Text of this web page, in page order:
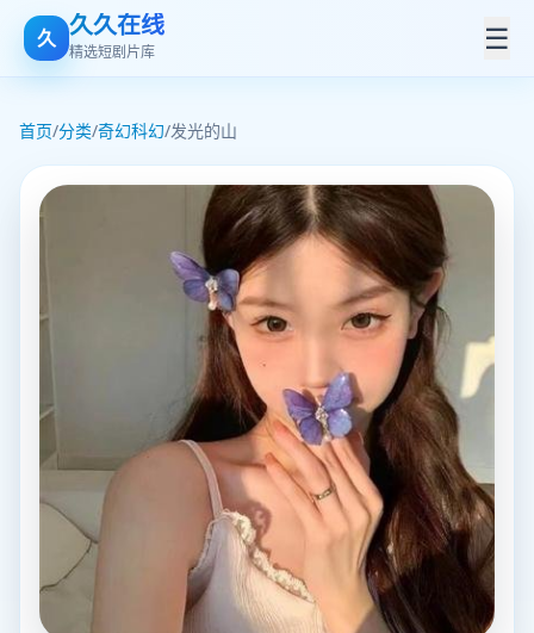
久 久久在线
精选短剧片库 ☰
首页/分类/奇幻科幻/发光的山